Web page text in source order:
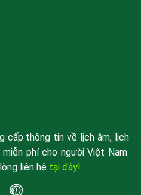
cấp thông tin về lịch âm, lịch
phí cho người Việt Nam.
liên hệ tại đây!
Trang